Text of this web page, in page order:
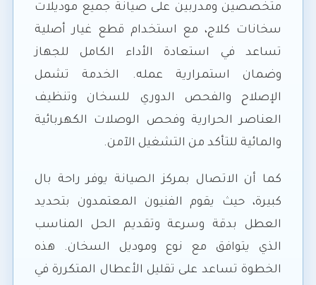
متخصصين ومدربين على صيانة جميع موديلات
سخانات كلاج، مع استخدام قطع غيار أصلية
تساعد في استعادة الأداء الكامل للجهاز
وضمان استمرارية عمله. الخدمة تشمل
الإصلاح والفحص الدوري للسخان وتنظيف
العناصر الحرارية وفحص الوصلات الكهربائية
والمائية للتأكد من التشغيل الآمن.
كما أن الاتصال بمركز الصيانة يوفر راحة بال
كبيرة، حيث يقوم الفنيون المعتمدون بتحديد
العطل بدقة وسرعة وتقديم الحل المناسب
الذي يتوافق مع نوع وموديل السخان. هذه
الخطوة تساعد على تقليل الأعطال المتكررة في